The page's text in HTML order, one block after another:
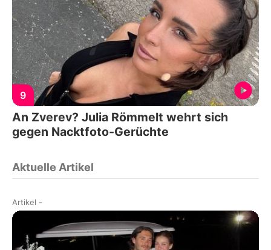
9
An Zverev? Julia Römmelt wehrt sich
gegen Nacktfoto-Gerüchte
Aktuelle Artikel
Artikel -